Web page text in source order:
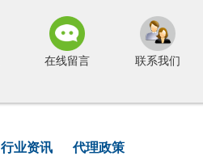
在线留言 联系我们
行业资讯 代理政策